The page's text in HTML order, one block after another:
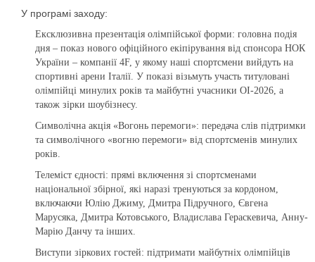
У програмі заходу:
Ексклюзивна презентація олімпійської форми: головна подія
дня – показ нового офіційного екіпірування від спонсора НОК
України – компанії 4F, у якому наші спортсмени вийдуть на
спортивні арени Італії. У показі візьмуть участь титуловані
олімпійці минулих років та майбутні учасники ОІ-2026, а
також зірки шоубізнесу.
Символічна акція «Вогонь перемоги»: передача слів підтримки
та символічного «вогню перемоги» від спортсменів минулих
років.
Телеміст єдності: прямі включення зі спортсменами
національної збірної, які наразі тренуються за кордоном,
включаючи Юлію Джиму, Дмитра Підручного, Євгена
Марусяка, Дмитра Котовського, Владислава Гераскевича, Анну-
Марію Данчу та інших.
Виступи зіркових гостей: підтримати майбутніх олімпійців